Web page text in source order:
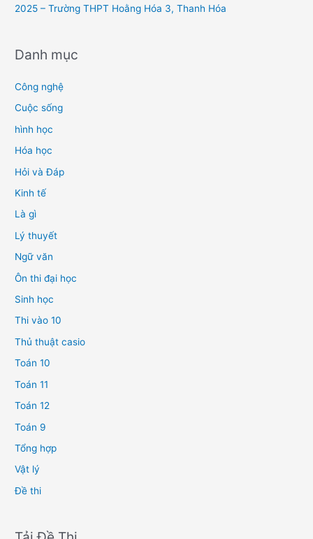
2025 – Trường THPT Hoằng Hóa 3, Thanh Hóa
Danh mục
Công nghệ
Cuộc sống
hình học
Hóa học
Hỏi và Đáp
Kinh tế
Là gì
Lý thuyết
Ngữ văn
Ôn thi đại học
Sinh học
Thi vào 10
Thủ thuật casio
Toán 10
Toán 11
Toán 12
Toán 9
Tổng hợp
Vật lý
Đề thi